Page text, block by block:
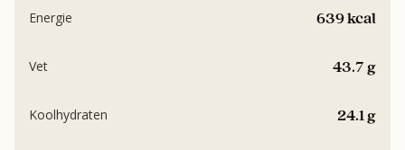
639 kcal
Energie
43.7 g
Vet
24.1 g
Koolhydraten